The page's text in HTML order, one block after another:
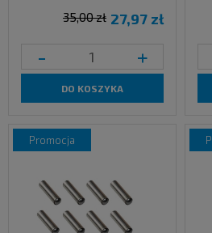
27,97 zł
35,00 zł
- +
DO KOSZYKA
promocja